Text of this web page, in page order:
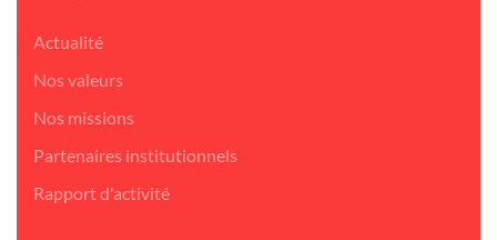
Actualité
Nos valeurs
Nos missions
Partenaires institutionnels
Rapport d'activité